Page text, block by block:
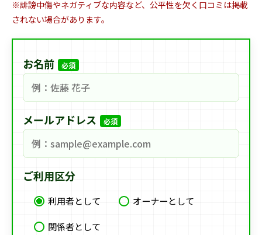
※誹謗中傷やネガティブな内容など、公平性を欠く口コミは掲載
されない場合があります。
お名前 必須
メールアドレス 必須
ご利用区分
利用者として
オーナーとして
関係者として